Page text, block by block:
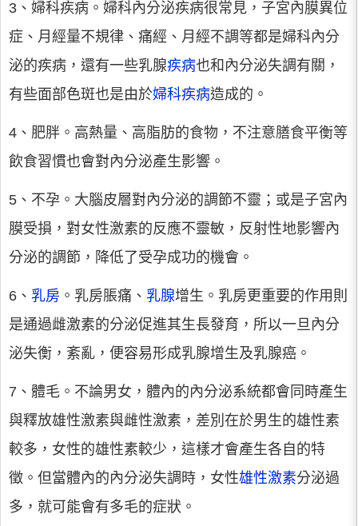
3、婦科疾病。婦科內分泌疾病很常見，子宮內膜異位
症、月經量不規律、痛經、月經不調等都是婦科內分
泌的疾病，還有一些乳腺疾病也和內分泌失調有關，
有些面部色斑也是由於婦科疾病造成的。
4、肥胖。高熱量、高脂肪的食物，不注意膳食平衡等
飲食習慣也會對內分泌產生影響。
5、不孕。大腦皮層對內分泌的調節不靈；或是子宮內
膜受損，對女性激素的反應不靈敏，反射性地影響內
分泌的調節，降低了受孕成功的機會。
6、 乳房 。乳房脹痛、 乳腺增生。乳房更重要的作用則
是通過雌激素的分泌促進其生長發育，所以一旦內分
泌失衡，紊亂，便容易形成乳腺增生及乳腺癌。
7、體毛。不論男女，體內的內分泌系統都會同時產生
與釋放雄性激素與雌性激素，差別在於男生的雄性素
較多，女性的雄性素較少，這樣才會產生各自的特
徵。但當體內的內分泌失調時，女性雄性激素分泌過
多，就可能會有多毛的症狀。